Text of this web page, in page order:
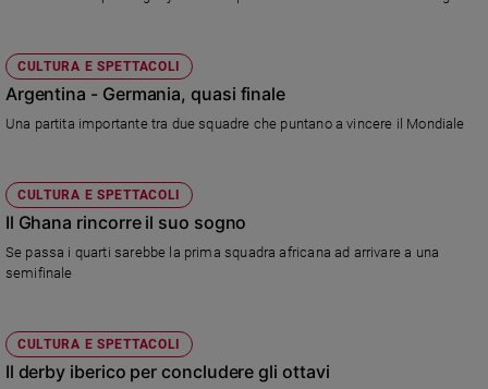
Fede
e
spiritualità
Devozione
e
fede
Parola
Santo
del
giorno
CULTURA E SPETTACOLI
Argentina - Germania, quasi finale
Una partita importante tra due squadre che puntano a vincere il Mondiale
CULTURA E SPETTACOLI
Il Ghana rincorre il suo sogno
Se passa i quarti sarebbe la prima squadra africana ad arrivare a una
semifinale
CULTURA E SPETTACOLI
Il derby iberico per concludere gli ottavi